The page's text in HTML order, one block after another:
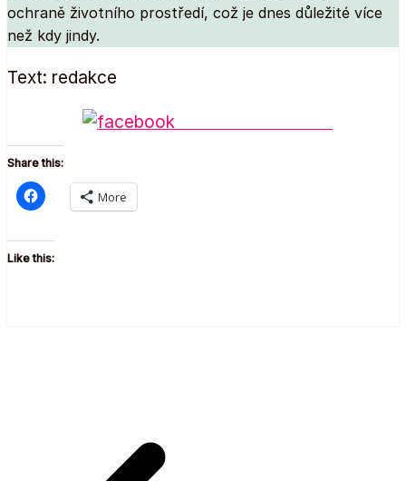
ochraně životního prostředí, což je dnes důležité více
než kdy jindy.
Text: redakce
Share this:
More
Like this: